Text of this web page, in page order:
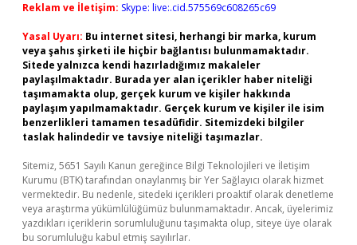
Reklam ve İletişim: Skype: live:.cid.575569c608265c69
Yasal Uyarı: Bu internet sitesi, herhangi bir marka, kurum
veya şahıs şirketi ile hiçbir bağlantısı bulunmamaktadır.
Sitede yalnızca kendi hazırladığımız makaleler
paylaşılmaktadır. Burada yer alan içerikler haber niteliği
taşımamakta olup, gerçek kurum ve kişiler hakkında
paylaşım yapılmamaktadır. Gerçek kurum ve kişiler ile isim
benzerlikleri tamamen tesadüfidir. Sitemizdeki bilgiler
taslak halindedir ve tavsiye niteliği taşımazlar.
Sitemiz, 5651 Sayılı Kanun gereğince Bilgi Teknolojileri ve İletişim
Kurumu (BTK) tarafından onaylanmış bir Yer Sağlayıcı olarak hizmet
vermektedir. Bu nedenle, sitedeki içerikleri proaktif olarak denetleme
veya araştırma yükümlülüğümüz bulunmamaktadır. Ancak, üyelerimiz
yazdıkları içeriklerin sorumluluğunu taşımakta olup, siteye üye olarak
bu sorumluluğu kabul etmiş sayılırlar.